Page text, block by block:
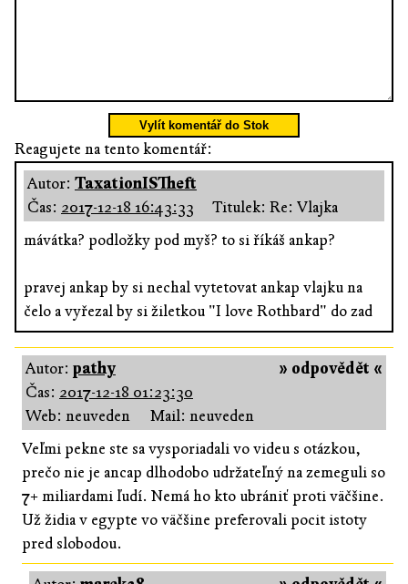
Vylít komentář do Stok
Reagujete na tento komentář:
Autor: TaxationISTheft
Čas: 2017-12-18 16:43:33
Titulek: Re: Vlajka
mávátka? podložky pod myš? to si říkáš ankap?
pravej ankap by si nechal vytetovat ankap vlajku na
čelo a vyřezal by si žiletkou "I love Rothbard" do zad
» odpovědět «
Autor: pathy
Čas: 2017-12-18 01:23:30
Web: neuveden
Mail: neuveden
Veľmi pekne ste sa vysporiadali vo videu s otázkou,
prečo nie je ancap dlhodobo udržateľný na zemeguli so
7+ miliardami ľudí. Nemá ho kto ubrániť proti väčšine.
Už židia v egypte vo väčšine preferovali pocit istoty
pred slobodou.